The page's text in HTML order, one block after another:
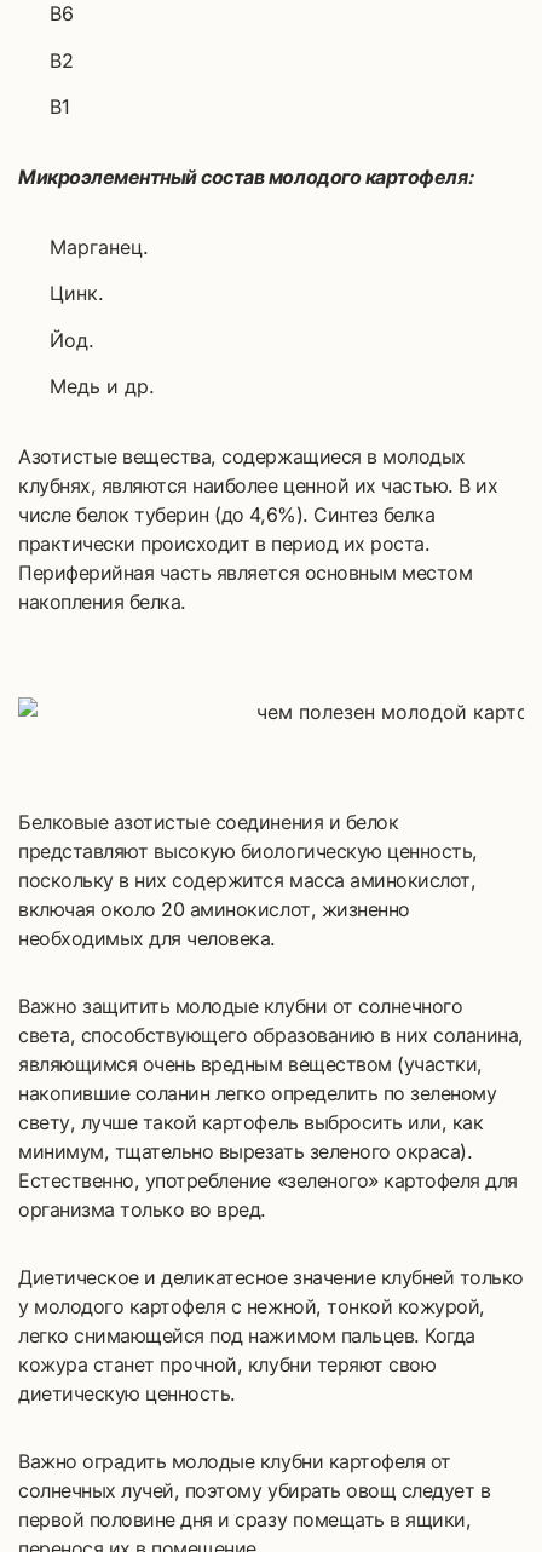
В6
В2
В1
Микроэлементный состав молодого картофеля:
Марганец.
Цинк.
Йод.
Медь и др.
Азотистые вещества, содержащиеся в молодых
клубнях, являются наиболее ценной их частью. В их
числе белок туберин (до 4,6%). Синтез белка
практически происходит в период их роста.
Периферийная часть является основным местом
накопления белка.
Белковые азотистые соединения и белок
представляют высокую биологическую ценность,
поскольку в них содержится масса аминокислот,
включая около 20 аминокислот, жизненно
необходимых для человека.
Важно защитить молодые клубни от солнечного
света, способствующего образованию в них соланина,
являющимся очень вредным веществом (участки,
накопившие соланин легко определить по зеленому
свету, лучше такой картофель выбросить или, как
минимум, тщательно вырезать зеленого окраса).
Естественно, употребление «зеленого» картофеля для
организма только во вред.
Диетическое и деликатесное значение клубней только
у молодого картофеля с нежной, тонкой кожурой,
легко снимающейся под нажимом пальцев. Когда
кожура станет прочной, клубни теряют свою
диетическую ценность.
Важно оградить молодые клубни картофеля от
солнечных лучей, поэтому убирать овощ следует в
первой половине дня и сразу помещать в ящики,